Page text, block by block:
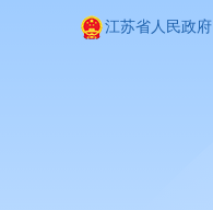
江苏省人民政府